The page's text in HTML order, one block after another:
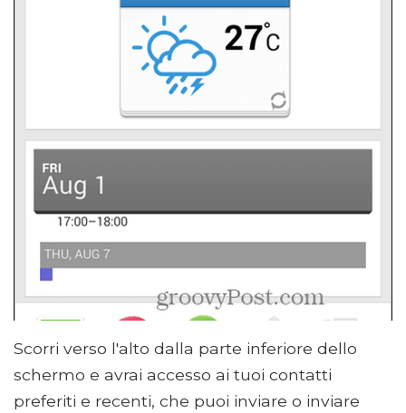
Scorri verso l'alto dalla parte inferiore dello
schermo e avrai accesso ai tuoi contatti
preferiti e recenti, che puoi inviare o inviare